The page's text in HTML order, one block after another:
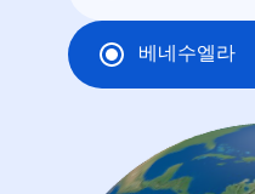
베네수엘라